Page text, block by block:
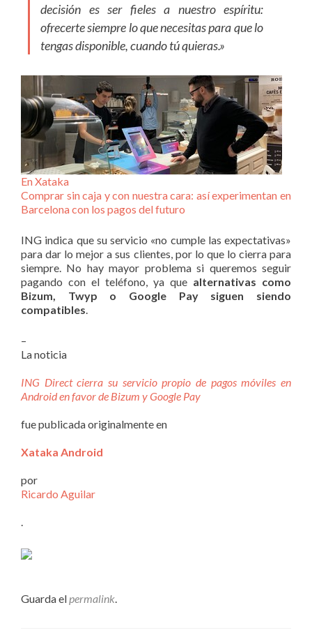
decisión es ser fieles a nuestro espíritu:
ofrecerte siempre lo que necesitas para que lo
tengas disponible, cuando tú quieras.»
En Xataka
Comprar sin caja y con nuestra cara: así experimentan en
Barcelona con los pagos del futuro
ING indica que su servicio «no cumple las expectativas»
para dar lo mejor a sus clientes, por lo que lo cierra para
siempre. No hay mayor problema si queremos seguir
pagando con el teléfono, ya que alternativas como
Bizum, Twyp o Google Pay siguen siendo
compatibles.
–
La noticia
ING Direct cierra su servicio propio de pagos móviles en
Android en favor de Bizum y Google Pay
fue publicada originalmente en
Xataka Android
por
Ricardo Aguilar
.
Guarda elpermalink.